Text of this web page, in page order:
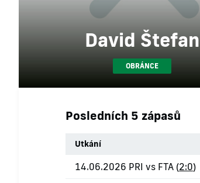
David Štefan
OBRÁNCE
Posledních 5 zápasů
Utkání
14.06.2026 PRI vs FTA (2:0)